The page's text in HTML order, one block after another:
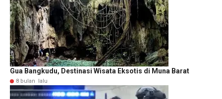
Gua Bangkudu, Destinasi Wisata Eksotis di Muna Barat
8 bulan lalu